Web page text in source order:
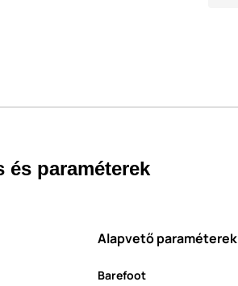
és paraméterek
Alapvető paraméterek
Barefoot